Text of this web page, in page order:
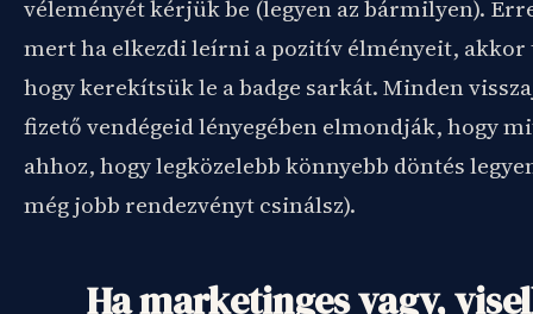
véleményét kérjük be (legyen az bármilyen).
mert ha elkezdi leírni a pozitív élményeit, akkor
hogy kerekítsük le a badge sarkát. Minden
fizető vendégeid lényegében elmondják, hogy
ahhoz, hogy legközelebb könnyebb döntés
még jobb rendezvényt csinálsz).
Ha marketinges vagy,